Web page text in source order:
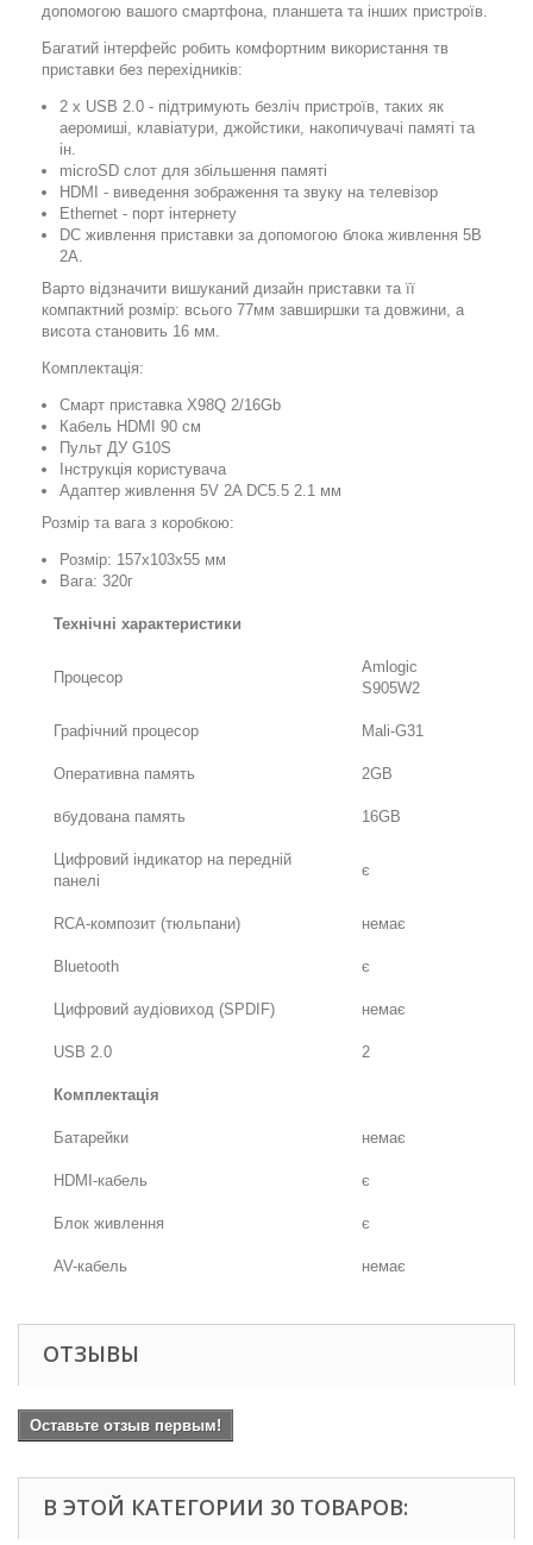
допомогою вашого смартфона, планшета та інших пристроїв.
Багатий інтерфейс робить комфортним використання тв
приставки без перехідників:
2 х USB 2.0 - підтримують безліч пристроїв, таких як
аеромиші, клавіатури, джойстики, накопичувачі памяті та
ін.
microSD слот для збільшення памяті
HDMI - виведення зображення та звуку на телевізор
Ethernet - порт інтернету
DC живлення приставки за допомогою блока живлення 5В
2А.
Варто відзначити вишуканий дизайн приставки та її
компактний розмір: всього 77мм завширшки та довжини, а
висота становить 16 мм.
Комплектація:
Смарт приставка X98Q 2/16Gb
Кабель HDMI 90 см
Пульт ДУ G10S
Інструкція користувача
Адаптер живлення 5V 2A DC5.5 2.1 мм
Розмір та вага з коробкою:
Розмір: 157х103х55 мм
Вага: 320г
Технічні характеристики
Процесор
Amlogic
S905W2
Графічний процесор Mali-G31
Оперативна память 2GB
вбудована память 16GB
Цифровий індикатор на передній
панелі
є
RCA-композит (тюльпани) немає
Bluetooth є
Цифровий аудіовиход (SPDIF) немає
USB 2.0 2
Комплектація
Батарейки немає
HDMI-кабель є
Блок живлення є
AV-кабель немає
ОТЗЫВЫ
Оставьте отзыв первым!
В ЭТОЙ КАТЕГОРИИ 30 ТОВАРОВ: